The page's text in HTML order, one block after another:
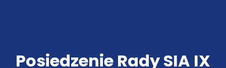
Posiedzenie Rady SIA IX